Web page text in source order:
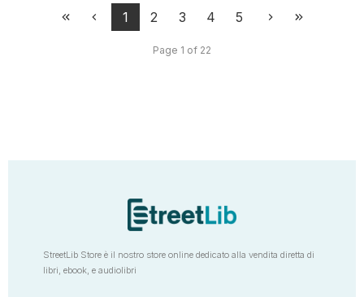
1 2 3 4 5
Page 1 of 22
StreetLib Store è il nostro store online dedicato alla vendita diretta di
libri, ebook, e audiolibri